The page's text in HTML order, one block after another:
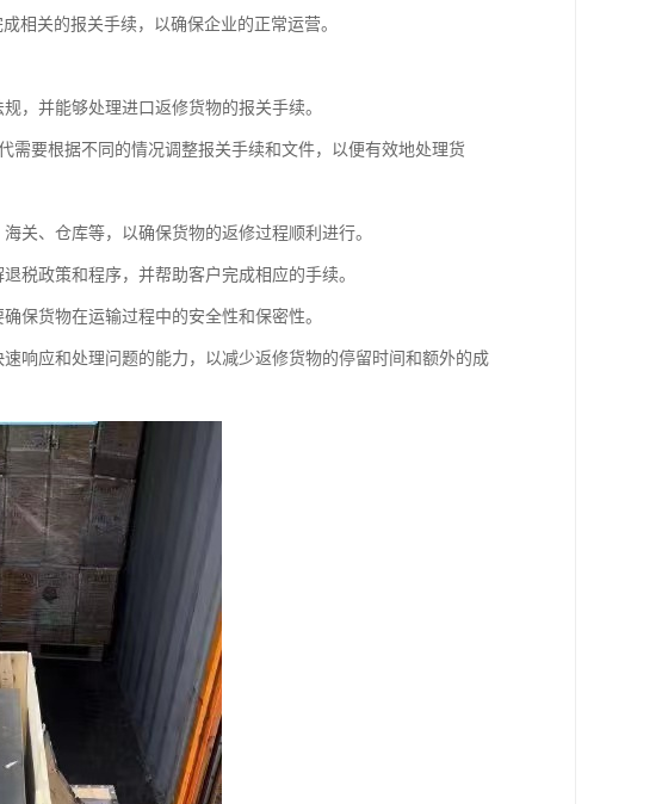
相关的报关手续，以确保企业的正常运营。
，并能够处理进口返修货物的报关手续。
需要根据不同的情况调整报关手续和文件，以便有效地处理货
关、仓库等，以确保货物的返修过程顺利进行。
税政策和程序，并帮助客户完成相应的手续。
保货物在运输过程中的安全性和保密性。
响应和处理问题的能力，以减少返修货物的停留时间和额外的成